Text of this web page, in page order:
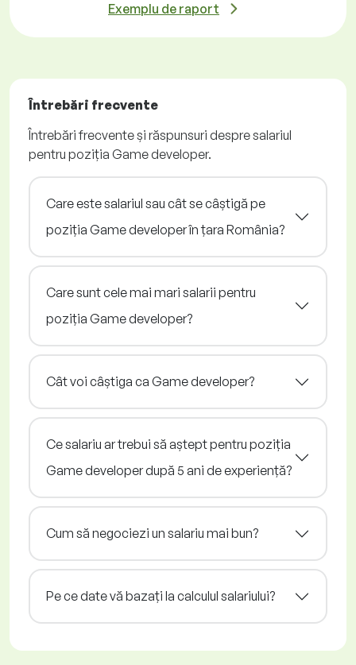
Exemplu de raport
Întrebări frecvente
Întrebări frecvente și răspunsuri despre salariul
pentru poziția Game developer.
Care este salariul sau cât se câștigă pe
poziția Game developer în țara România?
Care sunt cele mai mari salarii pentru
poziția Game developer?
Cât voi câștiga ca Game developer?
Ce salariu ar trebui să aștept pentru poziția
Game developer după 5 ani de experiență?
Cum să negociezi un salariu mai bun?
Pe ce date vă bazați la calculul salariului?